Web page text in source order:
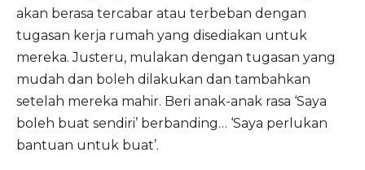
akan berasa tercabar atau terbeban dengan
tugasan kerja rumah yang disediakan untuk
mereka. Justeru, mulakan dengan tugasan yang
mudah dan boleh dilakukan dan tambahkan
setelah mereka mahir. Beri anak-anak rasa ‘Saya
boleh buat sendiri’ berbanding… ‘Saya perlukan
bantuan untuk buat’.